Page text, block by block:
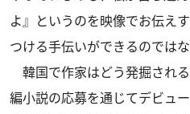
よ』というのを映像でお伝え
つける手伝いができるのでは
韓国で作家はどう発掘され
編小説の応募を通じてデビュ